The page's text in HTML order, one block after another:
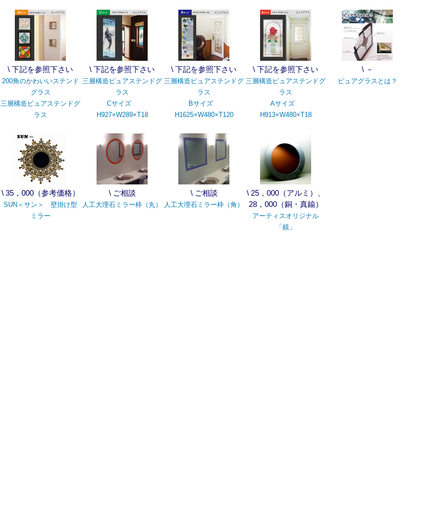
\ 下記を参照下さい
200角のかわいいステンド
グラス
三層構造ピュアステンドグ
ラス
\ 下記を参照下さい
三層構造ピュアステンドグ
ラス
Cサイズ
H927×W289×T18
\ 下記を参照下さい
三層構造ピュアステンドグ
ラス
Bサイズ
H1625×W480×T120
\ 下記を参照下さい
三層構造ピュアステンドグ
ラス
Aサイズ
H913×W480×T18
\ －
ピュアグラスとは？
\ 35，000（参考価格）
SUN＜サン＞ 壁掛け型
ミラー
\ ご相談
人工大理石ミラー枠（丸）
\ ご相談
人工大理石ミラー枠（角）
\ 25，000（アルミ）、
28，000（銅・真鍮）
アーティスオリジナル
「鏡」